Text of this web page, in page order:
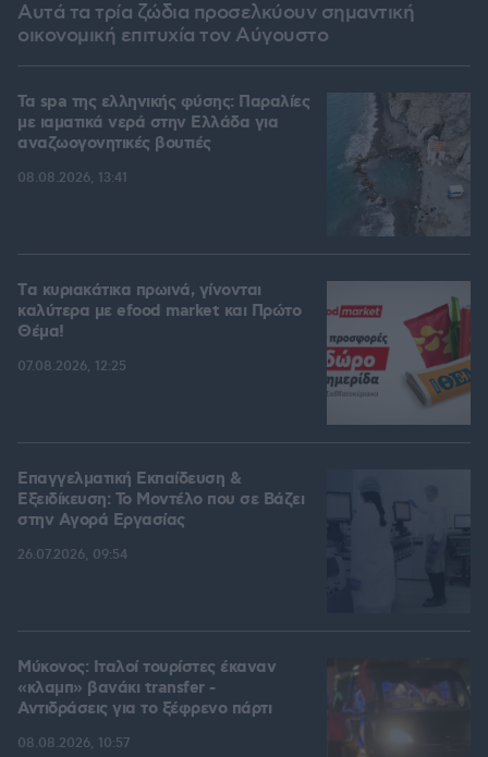
Αυτά τα τρία ζώδια προσελκύουν σημαντική
οικονομική επιτυχία τον Αύγουστο
Τα spa της ελληνικής φύσης: Παραλίες
με ιαματικά νερά στην Ελλάδα για
αναζωογονητικές βουτιές
08.08.2026, 13:41
Tα κυριακάτικα πρωινά, γίνονται
καλύτερα με efood market και Πρώτο
Θέμα!
07.08.2026, 12:25
Επαγγελματική Εκπαίδευση &
Εξειδίκευση: Το Mοντέλο που σε Bάζει
στην Aγορά Eργασίας
26.07.2026, 09:54
Μύκονος: Ιταλοί τουρίστες έκαναν
«κλαμπ» βανάκι transfer -
Αντιδράσεις για το ξέφρενο πάρτι
08.08.2026, 10:57